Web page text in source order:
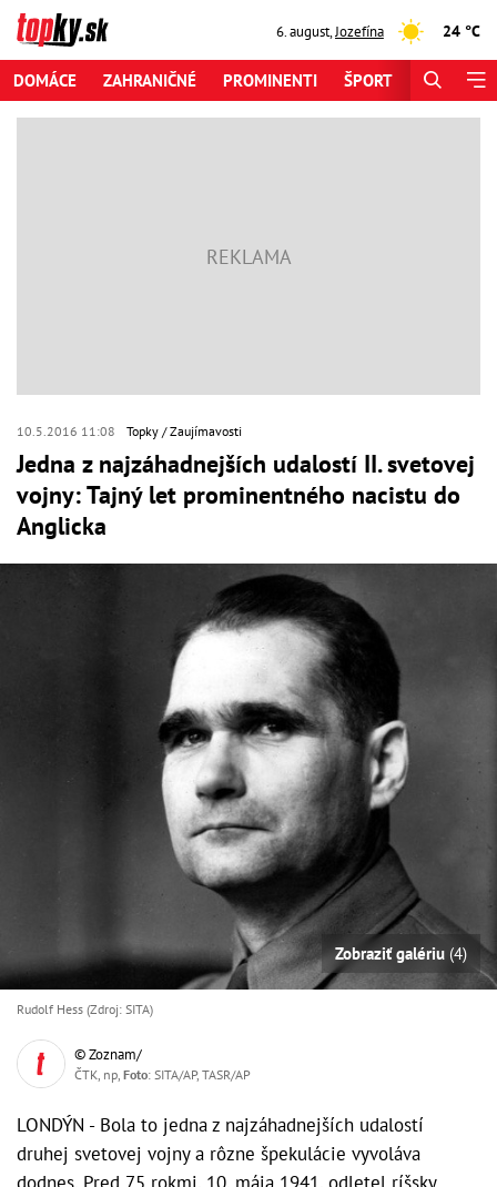
6. august,Jozefína 24 °C
DOMÁCE ZAHRANIČNÉ PROMINENTI ŠPORT
10.5.2016 11:08 Topky Zaujímavosti
Jedna z najzáhadnejších udalostí II. svetovej
vojny: Tajný let prominentného nacistu do
Anglicka
Zobraziť galériu (4)
Rudolf Hess (Zdroj: SITA)
© Zoznam/
ČTK, np, Foto: SITA/AP, TASR/AP
LONDÝN - Bola to jedna z najzáhadnejších udalostí
druhej svetovej vojny a rôzne špekulácie vyvoláva